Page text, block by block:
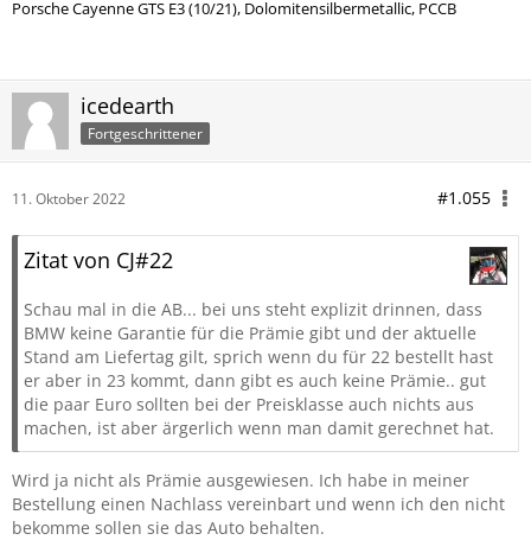
PorscheCayenne GTS E3 (10/21), Dolomitensilbermetallic, PCCB
icedearth
Fortgeschrittener
11. Oktober 2022 #1.055
Zitat von CJ#22
Schau mal in die AB... bei uns steht explizit drinnen, dass
BMW keine Garantie für die Prämie gibt und der aktuelle
Stand am Liefertag gilt, sprich wenn du für 22 bestellt hast
er aber in 23 kommt, dann gibt es auch keine Prämie.. gut
die paar Euro sollten bei der Preisklasse auch nichts aus
machen, ist aber ärgerlich wenn man damit gerechnet hat.
Wird ja nicht als Prämie ausgewiesen. Ich habe in meiner
Bestellung einen Nachlass vereinbart und wenn ich den nicht
bekomme sollen sie das Auto behalten.